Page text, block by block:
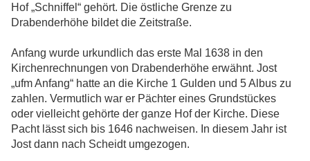
Hof „Schniffel“ gehört. Die östliche Grenze zu
Drabenderhöhe bildet die Zeitstraße.
Anfang wurde urkundlich das erste Mal 1638 in den
Kirchenrechnungen von Drabenderhöhe erwähnt. Jost
„ufm Anfang“ hatte an die Kirche 1 Gulden und 5 Albus zu
zahlen. Vermutlich war er Pächter eines Grundstückes
oder vielleicht gehörte der ganze Hof der Kirche. Diese
Pacht lässt sich bis 1646 nachweisen. In diesem Jahr ist
Jost dann nach Scheidt umgezogen.